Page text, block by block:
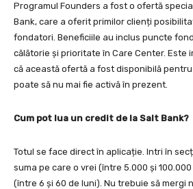
Programul Founders a fost o ofertă
Bank, care a oferit primilor clienți
fondatori. Beneficiile au inclus puncte
călătorie și prioritate în Care Center. Este
că această ofertă a fost disponibilă
poate să nu mai fie activă în prezent.
Cum pot lua un credit de la Salt Bank?
Totul se face direct în aplicație. Intri în
suma pe care o vrei (între 5.000 și
(între 6 și 60 de luni). Nu trebuie să mergi